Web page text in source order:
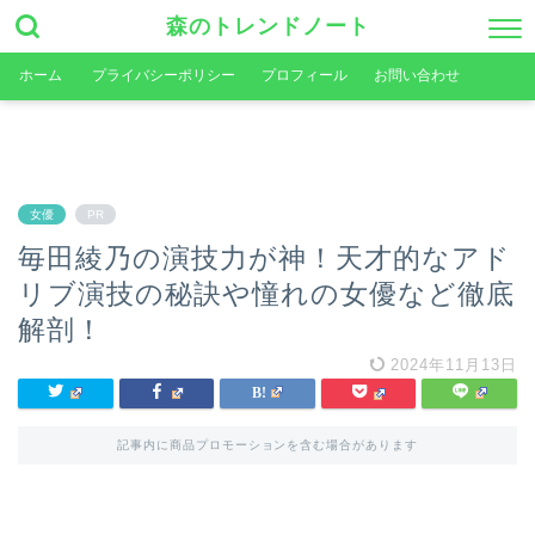
森のトレンドノート
ホーム プライバシーポリシー プロフィール お問い合わせ
女優 PR
毎田綾乃の演技力が神！天才的なアド
リブ演技の秘訣や憧れの女優など徹底
解剖！
2024年11月13日
記事内に商品プロモーションを含む場合があります